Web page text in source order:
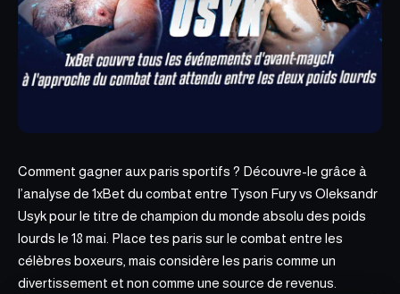
Comment gagner aux paris sportifs ? Découvre-le grâce à
l’analyse de 1xBet du combat entre Tyson Fury vs Oleksandr
Usyk pour le titre de champion du monde absolu des poids
lourds le 18 mai. Place tes paris sur le combat entre les
célèbres boxeurs, mais considère les paris comme un
divertissement et non comme une source de revenus.